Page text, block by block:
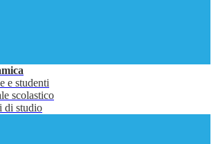
e studenti
scolastico
di studio